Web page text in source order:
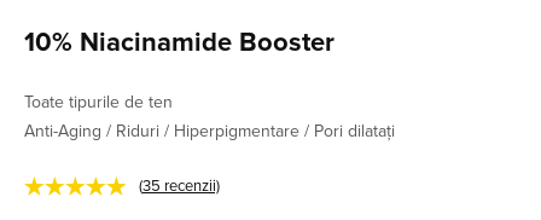
10% Niacinamide Booster
Toate tipurile de ten
Anti-Aging / Riduri / Hiperpigmentare / Pori dilatați
★★★★★ (35 recenzii)